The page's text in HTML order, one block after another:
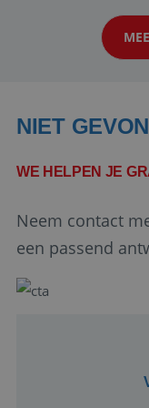
klanten te
boeken! ...
NIET
WE HELPEN JE
Neem contact
een passend